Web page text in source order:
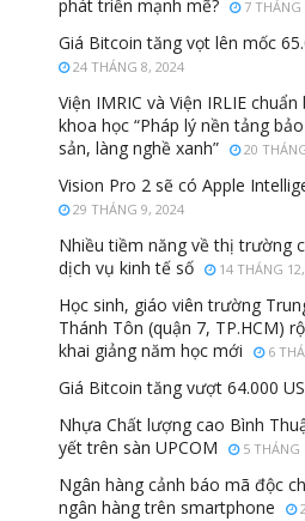
phát triển mạnh mẽ?
7 THÁNG
Giá Bitcoin tăng vọt lên mốc
24 THÁNG 8, 2024
Viện IMRIC và Viện IRLIE
khoa học “Pháp lý nền tảng
sản, làng nghề xanh”
20
Vision Pro 2 sẽ có Apple
29 THÁNG 9, 2024
Nhiều tiềm năng về thị trường
dịch vụ kinh tế số
14 THÁNG
Học sinh, giáo viên trường
Thánh Tôn (quận 7, TP.HCM)
khai giảng năm học mới
6
Giá Bitcoin tăng vượt 64.000
Nhựa Chất lượng cao Bình
yết trên sàn UPCOM
5 THÁNG
Ngân hàng cảnh báo mã độc
ngân hàng trên smartphone